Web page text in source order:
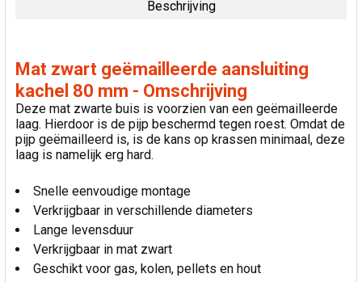
VOEG
GESELECTEERDE
TOE AAN
WINKELWAGEN
Beschrijving
Mat zwart geëmailleerde aansluiting
kachel 80 mm - Omschrijving
Deze mat zwarte buis is voorzien van een geëmailleerde
laag. Hierdoor is de pijp beschermd tegen roest. Omdat de
pijp geëmailleerd is, is de kans op krassen minimaal, deze
laag is namelijk erg hard.
Snelle eenvoudige montage
Verkrijgbaar in verschillende diameters
Lange levensduur
Verkrijgbaar in mat zwart
Geschikt voor gas, kolen, pellets en hout